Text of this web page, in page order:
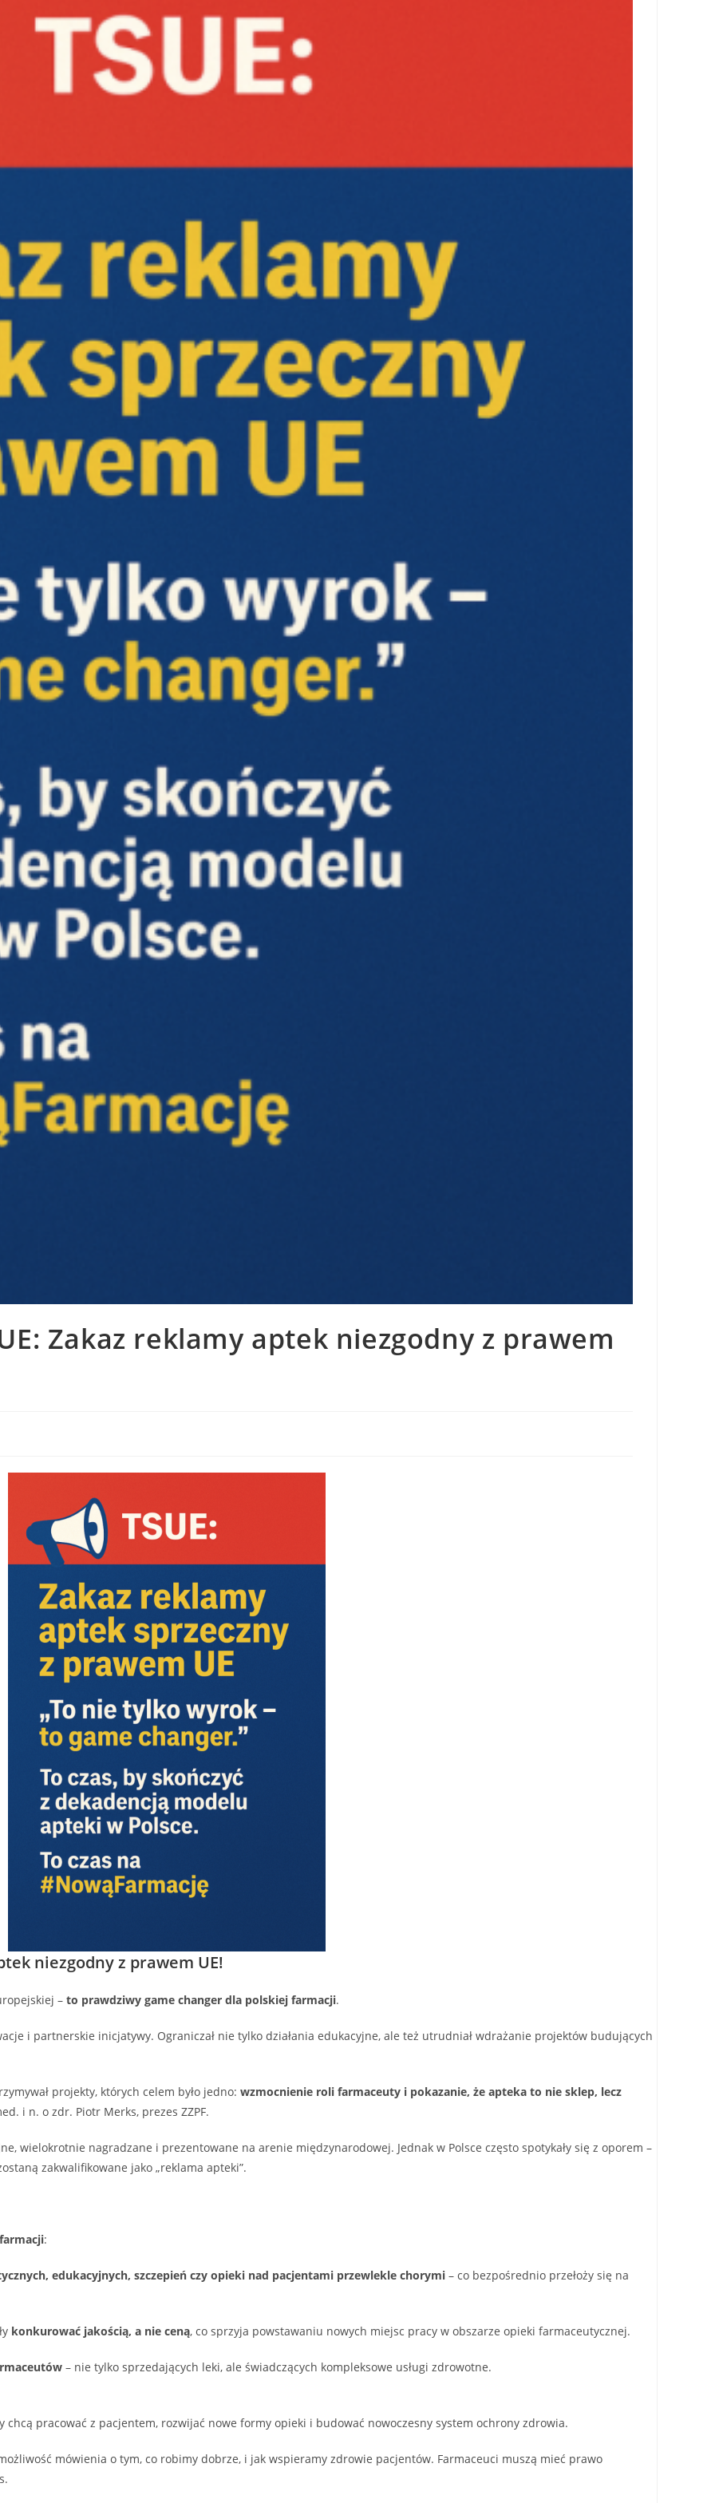
Zakaz reklamy aptek niezgodny z prawem
niezgodny z prawem UE!
– to prawdziwy game changer dla polskiej farmacji.
i partnerskie inicjatywy. Ograniczał nie tylko działania edukacyjne, ale też utrudniał wdrażanie projektów budujących
projekty, których celem było jedno: wzmocnienie roli farmaceuty i pokazanie, że apteka to nie sklep, lecz
i n. o zdr. Piotr Merks, prezes ZZPF.
wielokrotnie nagradzane i prezentowane na arenie międzynarodowej. Jednak w Polsce często spotykały się z oporem –
zakwalifikowane jako „reklama apteki”.
:
edukacyjnych, szczepień czy opieki nad pacjentami przewlekle chorymi– co bezpośrednio przełoży się na
konkurować jakością, a nie ceną, co sprzyja powstawaniu nowych miejsc pracy w obszarze opieki farmaceutycznej.
– nie tylko sprzedających leki, ale świadczących kompleksowe usługi zdrowotne.
chcą pracować z pacjentem, rozwijać nowe formy opieki i budować nowoczesny system ochrony zdrowia.
mówienia o tym, co robimy dobrze, i jak wspieramy zdrowie pacjentów. Farmaceuci muszą mieć prawo